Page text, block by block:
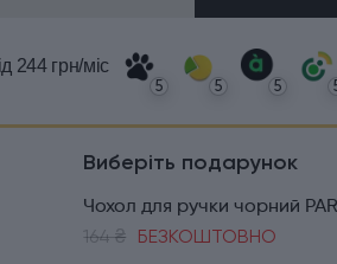
244 грн/міс
5 5 5
Виберіть подарунок
Чохол для ручки чорний
164 ₴ БЕЗКОШТОВНО